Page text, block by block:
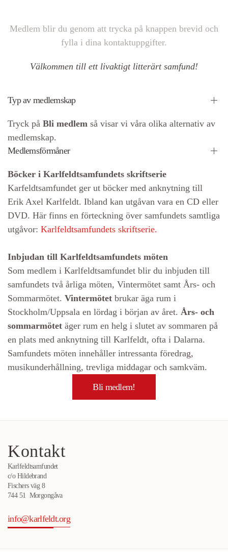
Medlem blir du genom att trycka på knappen brevid och
fylla i dina kontaktuppgifter.
Välkommen till ett livaktigt litterärt samfund!
Typ av medlemskap
Tryck på Bli medlem så visar vi våra olika alternativ av
medlemskap.
Medlemsförmåner
Böcker i Karlfeldtsamfundets skriftserie
Karfeldtsamfundet ger ut böcker med anknytning till
Erik Axel Karlfeldt. Ibland kan utgåvan vara en CD eller
DVD. Här finns en förteckning över samfundets samtliga
utgåvor: Karlfeldtsamfundets skriftserie.
Inbjudan till Karlfeldtsamfundets möten
Som medlem i Karlfeldtsamfundet blir du inbjuden till
samfundets två årliga möten, Vintermötet samt Års- och
Sommarmötet. Vintermötet brukar äga rum i
Stockholm/Uppsala en lördag i början av året. Års- och
sommarmötet äger rum en helg i slutet av sommaren på
en plats med anknytning till Karlfeldt, ofta i Dalarna.
Samfundets möten innehåller intressanta föredrag,
musikunderhållning, trevliga middagar och samkväm.
Bli medlem!
Kontakt
Karlfeldtsamfundet
c/o Hildebrand
Fischers väg 8
744 51 Morgongåva
info@karlfeldt.org